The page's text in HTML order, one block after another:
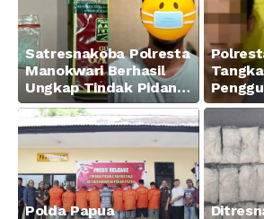
Satresnakoba Polresta
Manokwari Berhasil
Ungkap Tindak Pidana
Narkotika Golongan I
Jenis Sabu di Jalan
Swapen Perkebunan
Manokwari
Gram
Polda Papua